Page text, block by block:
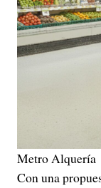
Metro Alquería
Con una